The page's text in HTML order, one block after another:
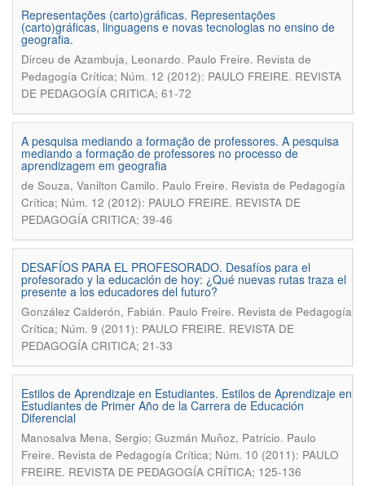
Representações (carto)gráficas. Representações
(carto)gráficas, linguagens e novas tecnologias no ensino de
geografia.
Dirceu de Azambuja, Leonardo. Paulo Freire. Revista de
Pedagogía Crítica; Núm. 12 (2012): PAULO FREIRE. REVISTA
DE PEDAGOGÍA CRITICA; 61-72
A pesquisa mediando a formação de professores. A pesquisa
mediando a formação de professores no processo de
aprendizagem em geografia
de Souza, Vanilton Camilo. Paulo Freire. Revista de Pedagogía
Crítica; Núm. 12 (2012): PAULO FREIRE. REVISTA DE
PEDAGOGÍA CRITICA; 39-46
DESAFÍOS PARA EL PROFESORADO. Desafíos para el
profesorado y la educación de hoy: ¿Qué nuevas rutas traza el
presente a los educadores del futuro?
González Calderón, Fabián. Paulo Freire. Revista de Pedagogía
Crítica; Núm. 9 (2011): PAULO FREIRE. REVISTA DE
PEDAGOGÍA CRITICA; 21-33
Estilos de Aprendizaje en Estudiantes. Estilos de Aprendizaje en
Estudiantes de Primer Año de la Carrera de Educación
Diferencial
Manosalva Mena, Sergio; Guzmán Muñoz, Patricio. Paulo
Freire. Revista de Pedagogía Crítica; Núm. 10 (2011): PAULO
FREIRE. REVISTA DE PEDAGOGÍA CRÍTICA; 125-136